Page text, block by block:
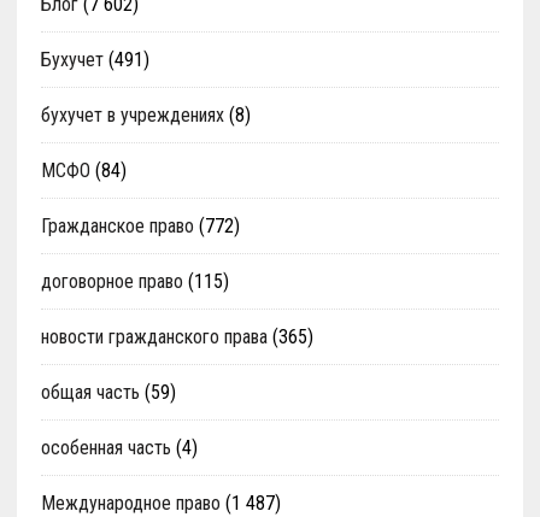
Бухучет(491)
бухучет в учреждениях(8)
МСФО (84)
Гражданское право (772)
договорное право (115)
новости гражданского права(365)
общая часть (59)
особенная часть (4)
Международное право (1 487)